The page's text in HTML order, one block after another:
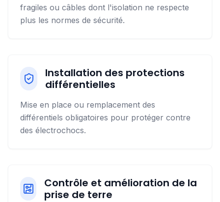
fragiles ou câbles dont l'isolation ne respecte
plus les normes de sécurité.
Installation des protections
différentielles
Mise en place ou remplacement des
différentiels obligatoires pour protéger contre
des électrochocs.
Contrôle et amélioration de la
prise de terre